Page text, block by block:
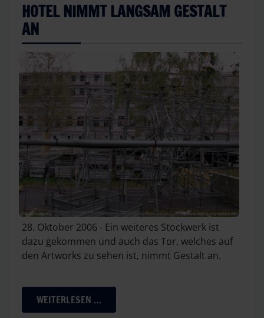
HOTEL NIMMT LANGSAM GESTALT
AN
28. Oktober 2006 - Ein weiteres Stockwerk ist
dazu gekommen und auch das Tor, welches auf
den Artworks zu sehen ist, nimmt Gestalt an.
WEITERLESEN …